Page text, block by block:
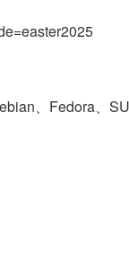
、Fedora、